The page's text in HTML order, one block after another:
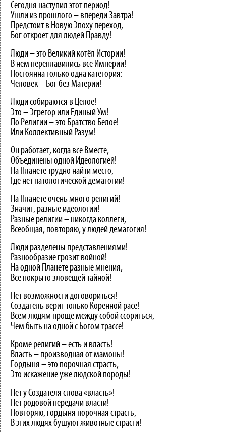
Сегодня наступил этот период!
Ушли из прошлого – впереди Завтра!
Предстоит в Новую Эпоху переход,
Бог откроет для людей Правду!
Люди – это Великий котёл Истории!
В нём переплавились все Империи!
Постоянна только одна категория:
Человек – Бог без Материи!
Люди собираются в Целое!
Это – Эгрегор или Единый Ум!
По Религии – это Братство Белое!
Или Коллективный Разум!
Он работает, когда все Вместе,
Объединены одной Идеологией!
На Планете трудно найти место,
Где нет патологической демагогии!
На Планете очень много религий!
Значит, разные идеологии!
Разные религии – никогда коллеги,
Всеобщая, повторяю, у людей демагогия!
Люди разделены представлениями!
Разнообразие грозит войной!
На одной Планете разные мнения,
Всё покрыто зловещей тайной!
Нет возможности договориться!
Создатель верит только Коренной расе!
Всем людям проще между собой ссориться,
Чем быть на одной с Богом трассе!
Кроме религий – есть и власть!
Власть – производная от мамоны!
Гордыня – это порочная страсть,
Это искажение уже людской породы!
Нет у Создателя слова «власть»!
Нет родовой передачи власти!
Повторяю, гордыня порочная страсть,
В этих людях бушуют животные страсти!